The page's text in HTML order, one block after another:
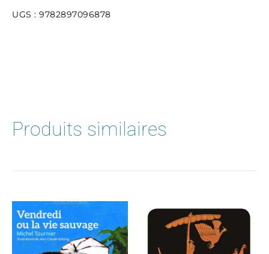
UGS : 9782897096878
Produits similaires